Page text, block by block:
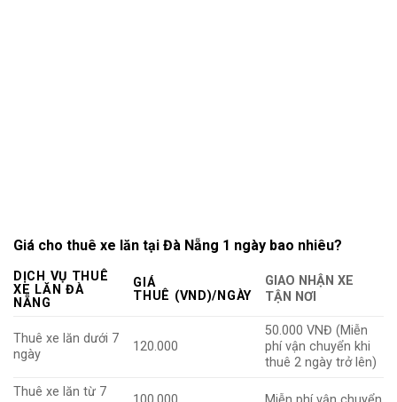
Giá cho thuê xe lăn tại Đà Nẵng 1 ngày bao nhiêu?
DỊCH VỤ THUÊ
XE LĂN ĐÀ
NẴNG
GIÁ
THUÊ (VND)/NGÀY
GIAO NHẬN XE
TẬN NƠI
Thuê xe lăn dưới 7
ngày
120.000
50.000 VNĐ (Miễn
phí vận chuyển khi
thuê 2 ngày trở lên)
Thuê xe lăn từ 7